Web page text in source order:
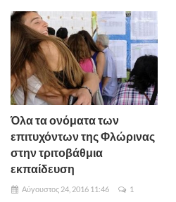
Όλα τα ονόματα των
επιτυχόντων της Φλώρινας
στην τριτοβάθμια
εκπαίδευση
Αύγουστος 24, 2016 11:46 1